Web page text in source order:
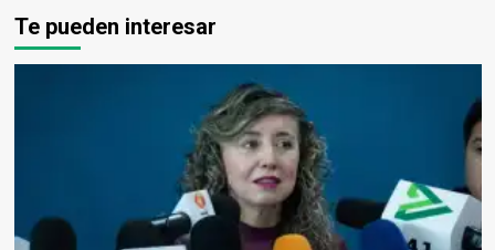
Te pueden interesar